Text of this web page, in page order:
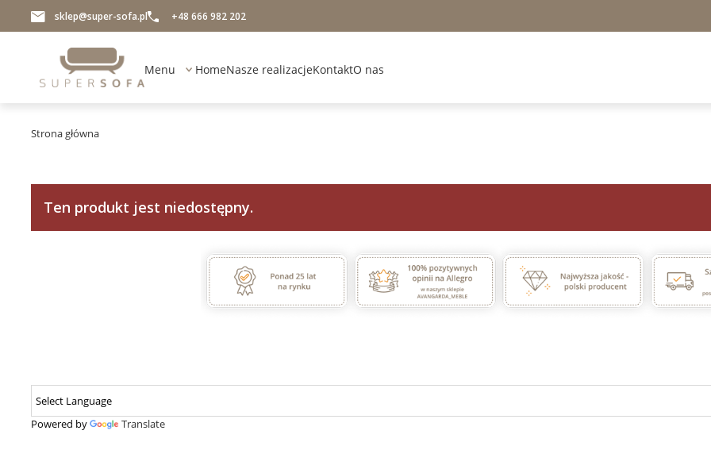
sklep@super-sofa.pl +48 666 982 202
Menu HomeNasze realizacjeKontaktO nas
Strona główna
Ten produkt jest niedostępny.
Powered by Translate